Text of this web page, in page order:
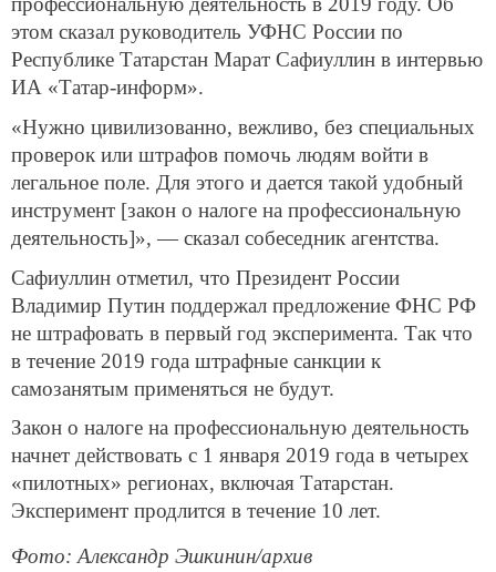
этом сказал руководитель УФНС России по
Республике Татарстан Марат Сафиуллин в интервью
ИА «Татар-информ».
«Нужно цивилизованно, вежливо, без специальных
проверок или штрафов помочь людям войти в
легальное поле. Для этого и дается такой удобный
инструмент [закон о налоге на профессиональную
деятельность]», — сказал собеседник агентства.
Сафиуллин отметил, что Президент России
Владимир Путин поддержал предложение ФНС РФ
не штрафовать в первый год эксперимента. Так что
в течение 2019 года штрафные санкции к
самозанятым применяться не будут.
Закон о налоге на профессиональную деятельность
начнет действовать с 1 января 2019 года в четырех
«пилотных» регионах, включая Татарстан.
Эксперимент продлится в течение 10 лет.
Фото: Александр Эшкинин/архив